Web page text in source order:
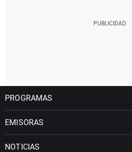
PROGRAMAS
EMISORAS
NOTICIAS